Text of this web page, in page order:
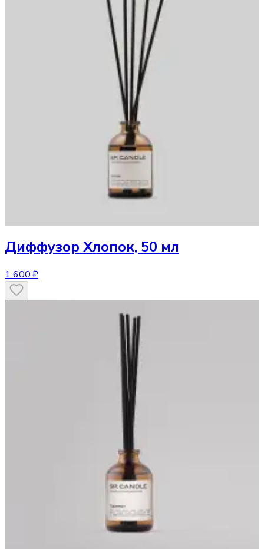
Диффузор Хлопок, 50 мл
1 600 ₽